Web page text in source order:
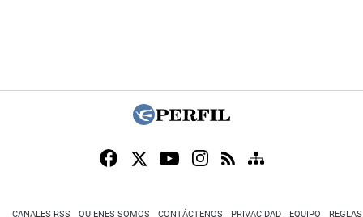
CANALES RSS QUIENES SOMOS CONTÁCTENOS PRIVACIDAD EQUIPO